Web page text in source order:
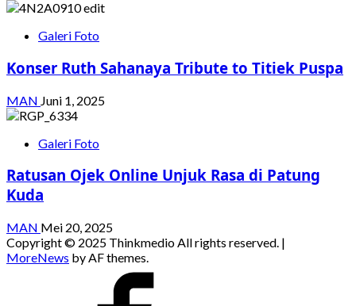
Galeri Foto
Konser Ruth Sahanaya Tribute to Titiek Puspa
MAN Juni 1, 2025
Galeri Foto
Ratusan Ojek Online Unjuk Rasa di Patung
Kuda
MAN Mei 20, 2025
Copyright © 2025 Thinkmedio All rights reserved. |
MoreNews by AF themes.